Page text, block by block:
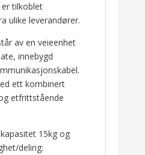
tilkoblet
ulike leverandører.
av en veieenhet
innebygd
ett kombinert
etfrittstående
15kg og
deling: